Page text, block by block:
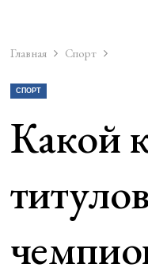
Главная Спорт
СПОРТ
Какой